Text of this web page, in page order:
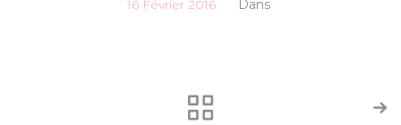
16 Février 2016 Dans